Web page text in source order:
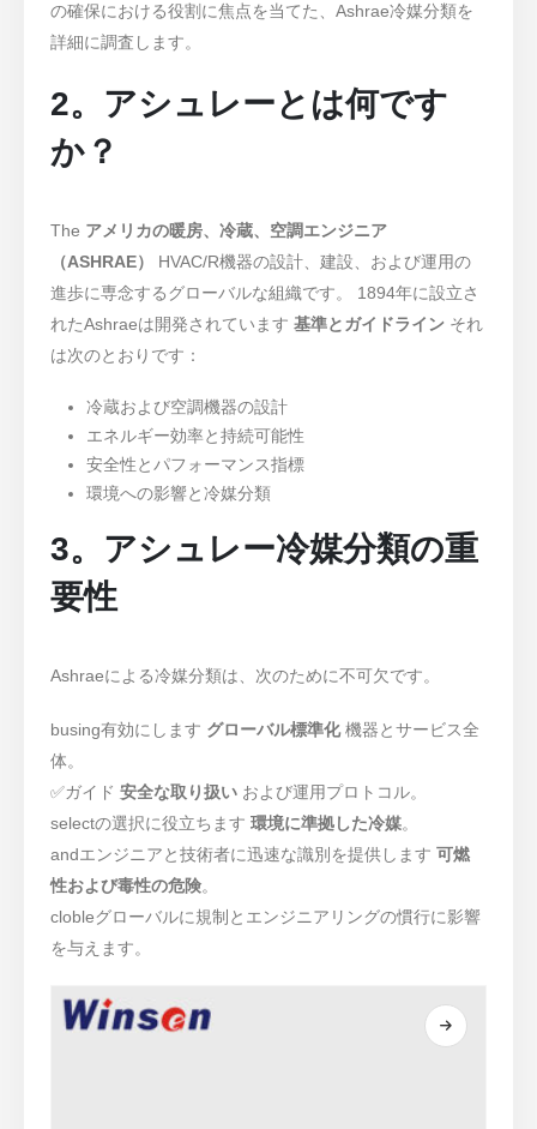
の確保における役割に焦点を当てた、Ashrae冷媒分類を
詳細に調査します。
2。アシュレーとは何です
か？
The アメリカの暖房、冷蔵、空調エンジニア
（ASHRAE）
HVAC/R機器の設計、建設、および運用の
進歩に専念するグローバルな組織です。 1894年に設立さ
れたAshraeは開発されています基準とガイドライン それ
は次のとおりです：
冷蔵および空調機器の設計
エネルギー効率と持続可能性
安全性とパフォーマンス指標
環境への影響と冷媒分類
3。アシュレー冷媒分類の重
要性
Ashraeによる冷媒分類は、次のために不可欠です。
busing有効にします グローバル標準化機器とサービス全
体。
✅ガイド安全な取り扱い および運用プロトコル。
selectの選択に役立ちます環境に準拠した冷媒。
andエンジニアと技術者に迅速な識別を提供します可燃
性および毒性の危険。
clobleグローバルに規制とエンジニアリングの慣行に影響
を与えます。